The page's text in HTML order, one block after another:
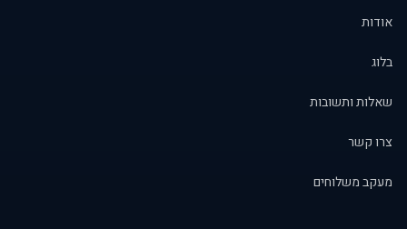
אודות
בלוג
שאלות ותשובות
צרו קשר
מעקב משלוחים